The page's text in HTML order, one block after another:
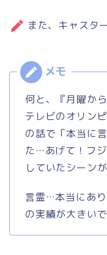
また、キャスタ
何と、『月曜か
テレビのオリン
の話で「本当に
た…あげて！フ
していたシーン
言霊…本当にあ
の実績が大きいで